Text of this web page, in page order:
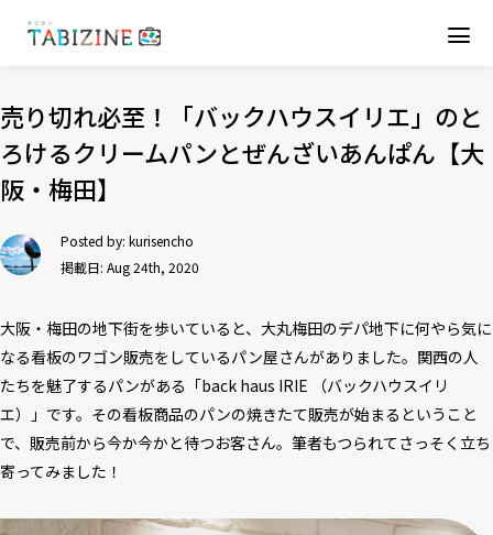
売り切れ必至！「バックハウスイリエ」のと
ろけるクリームパンとぜんざいあんぱん【大
阪・梅田】
Posted by: kurisencho
掲載日: Aug 24th, 2020
大阪・梅田の地下街を歩いていると、大丸梅田のデパ地下に何やら気に
なる看板のワゴン販売をしているパン屋さんがありました。関西の人
たちを魅了するパンがある「back haus IRIE （バックハウスイリ
エ）」です。その看板商品のパンの焼きたて販売が始まるということ
で、販売前から今か今かと待つお客さん。筆者もつられてさっそく立ち
寄ってみました！